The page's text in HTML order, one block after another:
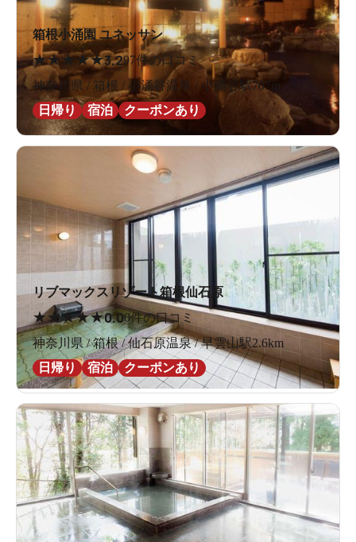
箱根小涌園 ユネッサン
★★★★★3.297件の口コミ
神奈川県 / 箱根 / 小涌谷温泉 / 小涌谷駅707m
日帰り
宿泊 クーポンあり
リブマックスリゾート箱根仙石原
★★★★★0.00件の口コミ
神奈川県 / 箱根 / 仙石原温泉 / 早雲山駅2.6km
日帰り
宿泊 クーポンあり